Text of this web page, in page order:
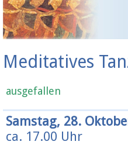
Meditatives
ausgefallen
Samstag, 28.
ca. 17.00 Uhr